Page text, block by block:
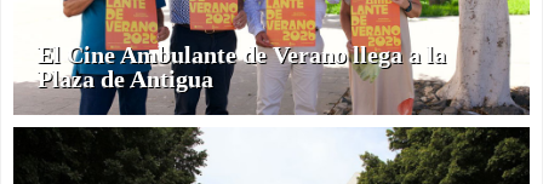
El Cine Ambulante de Verano llega a la
Plaza de Antigua